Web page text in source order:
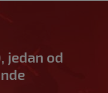
jedan od